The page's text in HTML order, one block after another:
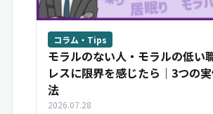
コラム・Tips
モラルのない人・モラルの低い
レスに限界を感じたら｜3つの
法
2026.07.28